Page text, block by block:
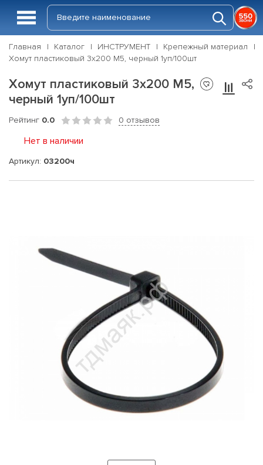
Главная Каталог ИНСТРУМЕНТ
Крепежный материал
Хомут пластиковый 3х200 М5, черный 1уп/100шт
Хомут пластиковый 3х200 М5,
черный 1уп/100шт
Рейтинг 0.0 0 отзывов
Нет в наличии
Артикул: 03200ч